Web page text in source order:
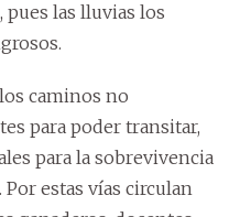
las lluvias los
caminos no
para poder transitar,
para la sobrevivencia
estas vías circulan